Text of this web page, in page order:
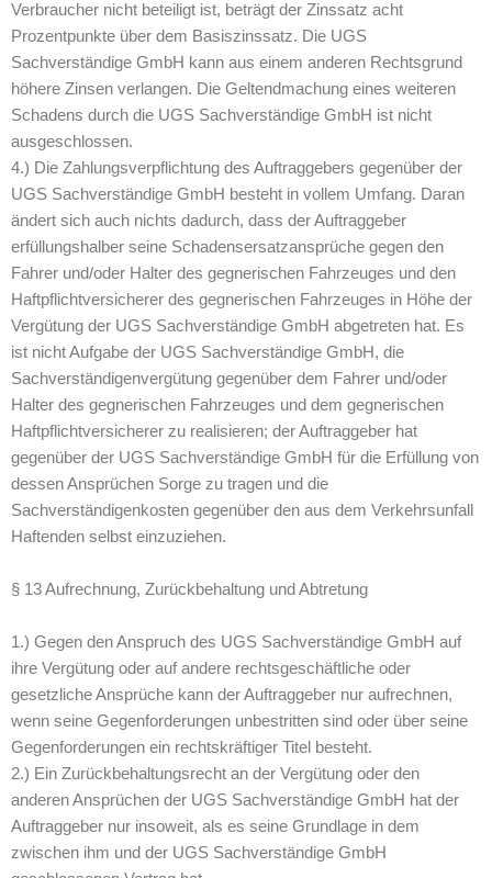
Verbraucher nicht beteiligt ist, beträgt der Zinssatz acht
Prozentpunkte über dem Basiszinssatz. Die UGS
Sachverständige GmbH kann aus einem anderen Rechtsgrund
höhere Zinsen verlangen. Die Geltendmachung eines weiteren
Schadens durch die UGS Sachverständige GmbH ist nicht
ausgeschlossen.
4.) Die Zahlungsverpflichtung des Auftraggebers gegenüber der
UGS Sachverständige GmbH besteht in vollem Umfang. Daran
ändert sich auch nichts dadurch, dass der Auftraggeber
erfüllungshalber seine Schadensersatzansprüche gegen den
Fahrer und/oder Halter des gegnerischen Fahrzeuges und den
Haftpflichtversicherer des gegnerischen Fahrzeuges in Höhe der
Vergütung der UGS Sachverständige GmbH abgetreten hat. Es
ist nicht Aufgabe der UGS Sachverständige GmbH, die
Sachverständigenvergütung gegenüber dem Fahrer und/oder
Halter des gegnerischen Fahrzeuges und dem gegnerischen
Haftpflichtversicherer zu realisieren; der Auftraggeber hat
gegenüber der UGS Sachverständige GmbH für die Erfüllung von
dessen Ansprüchen Sorge zu tragen und die
Sachverständigenkosten gegenüber den aus dem Verkehrsunfall
Haftenden selbst einzuziehen.
§ 13 Aufrechnung, Zurückbehaltung und Abtretung
1.) Gegen den Anspruch des UGS Sachverständige GmbH auf
ihre Vergütung oder auf andere rechtsgeschäftliche oder
gesetzliche Ansprüche kann der Auftraggeber nur aufrechnen,
wenn seine Gegenforderungen unbestritten sind oder über seine
Gegenforderungen ein rechtskräftiger Titel besteht.
2.) Ein Zurückbehaltungsrecht an der Vergütung oder den
anderen Ansprüchen der UGS Sachverständige GmbH hat der
Auftraggeber nur insoweit, als es seine Grundlage in dem
zwischen ihm und der UGS Sachverständige GmbH